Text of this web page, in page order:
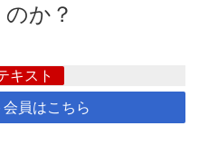
か？
キスト
員はこちら